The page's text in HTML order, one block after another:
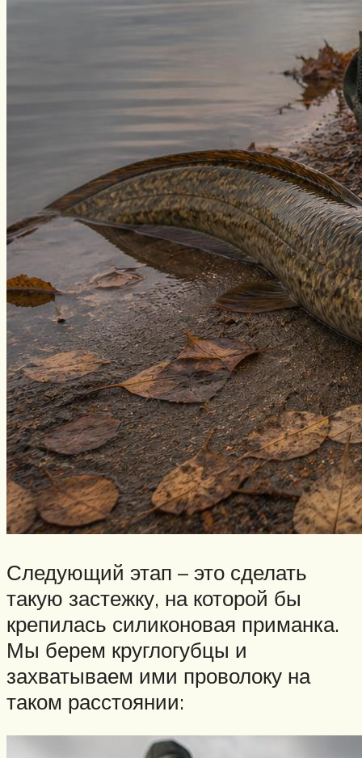
Следующий этап – это сделать
такую застежку, на которой бы
крепилась силиконовая приманка.
Мы берем круглогубцы и
захватываем ими проволоку на
таком расстоянии: